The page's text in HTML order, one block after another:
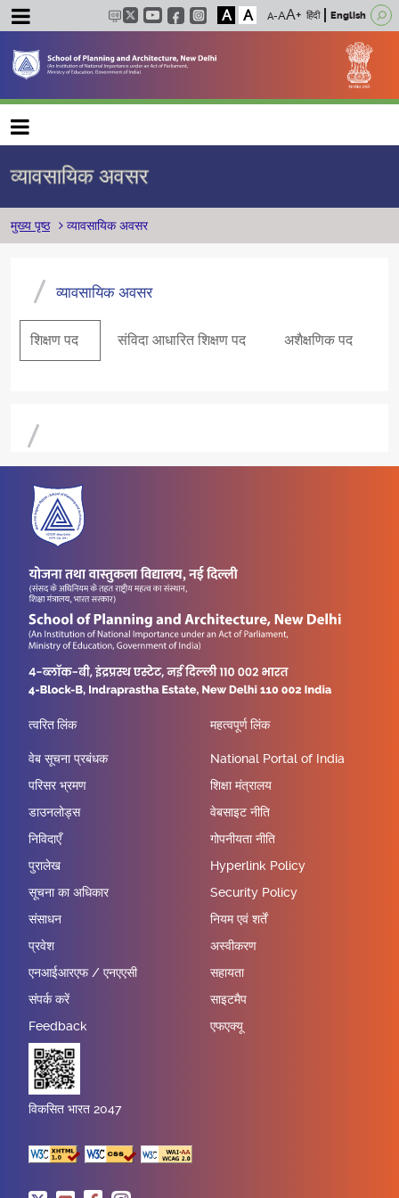
A A हिंदी English
Main navigation
व्यावसायिक अवसर
पग चिन्ह
मुख्य पृष्ठ व्यावसायिक अवसर
व्यावसायिक अवसर
शिक्षण पद संविदा आधारित शिक्षण पद अशैक्षणिक पद
त्वरित लिंक
वेब सूचना प्रबंधक
परिसर भ्रमण
डाउनलोड्स
निविदाएँ
पुरालेख
सूचना का अधिकार
संसाधन
प्रवेश
एनआईआरएफ / एनएएसी
संपर्क करें
Feedback
महत्वपूर्ण लिंक
National Portal of India
शिक्षा मंत्रालय
वेबसाइट नीति
गोपनीयता नीति
Hyperlink Policy
Security Policy
नियम एवं शर्तें
अस्वीकरण
सहायता
साइटमैप
एफएक्यू
विकसित भारत 2047